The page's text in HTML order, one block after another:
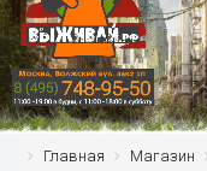
Главная Магазин